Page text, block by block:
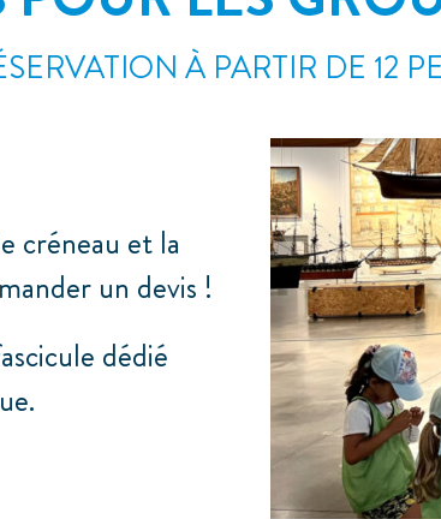
À PARTIR DE 12
créneau et la
un devis !
dédié